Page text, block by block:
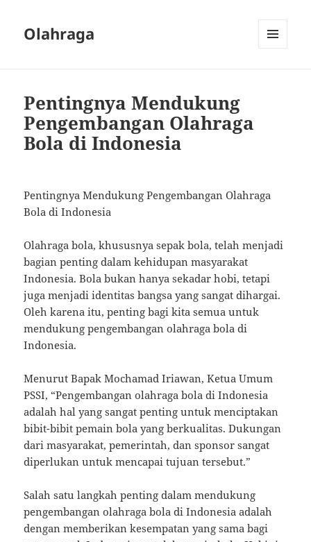
Olahraga
Pentingnya Mendukung
Pengembangan Olahraga
Bola di Indonesia
Pentingnya Mendukung Pengembangan Olahraga
Bola di Indonesia
Olahraga bola, khususnya sepak bola, telah menjadi
bagian penting dalam kehidupan masyarakat
Indonesia. Bola bukan hanya sekadar hobi, tetapi
juga menjadi identitas bangsa yang sangat dihargai.
Oleh karena itu, penting bagi kita semua untuk
mendukung pengembangan olahraga bola di
Indonesia.
Menurut Bapak Mochamad Iriawan, Ketua Umum
PSSI, “Pengembangan olahraga bola di Indonesia
adalah hal yang sangat penting untuk menciptakan
bibit-bibit pemain bola yang berkualitas. Dukungan
dari masyarakat, pemerintah, dan sponsor sangat
diperlukan untuk mencapai tujuan tersebut.”
Salah satu langkah penting dalam mendukung
pengembangan olahraga bola di Indonesia adalah
dengan memberikan kesempatan yang sama bagi